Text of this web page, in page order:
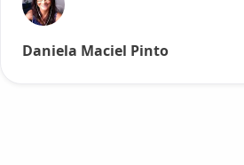
Daniela Maciel Pinto